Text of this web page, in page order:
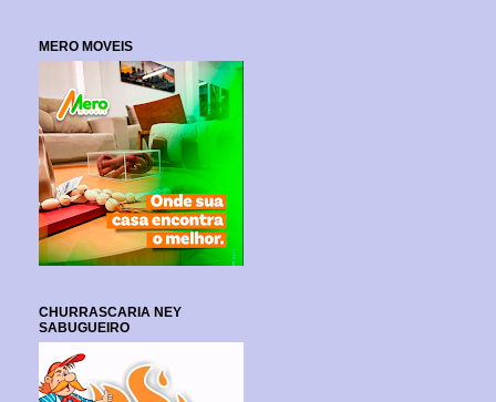
MERO MOVEIS
CHURRASCARIA NEY
SABUGUEIRO